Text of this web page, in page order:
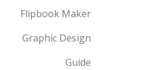
Flipbook Maker
Graphic Design
Guide